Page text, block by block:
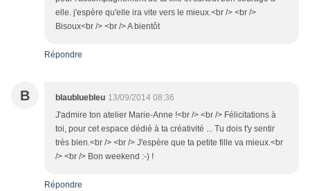
elle. j'espère qu'elle ira vite vers le mieux.<br /> <br />
Bisoux<br /> <br /> A bientôt
Répondre
B blaubluebleu 13/09/2014 08:36
J'admire ton atelier Marie-Anne !<br /> <br /> Félicitations à
toi, pour cet espace dédié à ta créativité ... Tu dois t'y sentir
très bien.<br /> <br /> J'espère que ta petite fille va mieux.<br
/> <br /> Bon weekend :-) !
Répondre